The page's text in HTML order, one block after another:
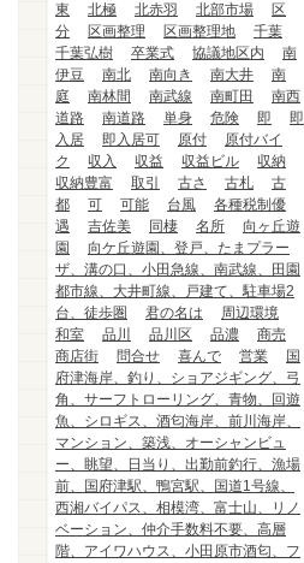
東
北極 北赤羽 北部市場
区
分
区画整理 区画整理地
千葉
千葉弘樹
卒業式 協議地区内
南
伊豆
南北 南向き 南大井
南
庭
南林間 南武線 南町田
南西
道路
南道路 単身 危険 即
即
入居
即入居可 原付
原付バイ
ク
収入 収益 収益ビル
収納
収納豊富
取引 古さ 古札
古
都
可 可能 台風
各種税制優
遇
吉佐美 同棲 名所
向ヶ丘遊
園
向ケ丘遊園、登戸、たまプラー
ザ、溝の口、小田急線、南武線、田園
都市線、大井町線、戸建て、駐車場2
台、徒歩圏
君の名は
周辺環境
和室
品川 品川区 品濃
商売
商店街
問合せ 喜んで 営業
国
府津海岸、釣り、ショアジギング、弓
角、サーフトローリング、青物、回遊
魚、シロギス、酒匂海岸、前川海岸、
マンション、築浅、オーシャンビュ
ー、眺望、日当り、出勤前釣行、漁場
前、国府津駅、鴨宮駅、国道1号線、
西湘バイパス、相模湾、富士山、リノ
ベーション、仲介手数料不要、高層
階、アイワハウス、小田原市酒匂、フ